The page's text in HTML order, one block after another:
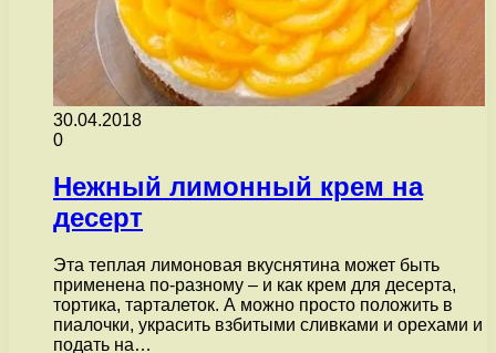
30.04.2018
0
Нежный лимонный крем на
десерт
Эта теплая лимоновая вкуснятина может быть
применена по-разному – и как крем для десерта,
тортика, тарталеток. А можно просто положить в
пиалочки, украсить взбитыми сливками и орехами и
подать на…